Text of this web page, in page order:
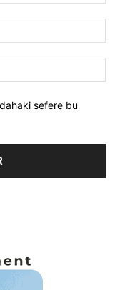
sefere bu